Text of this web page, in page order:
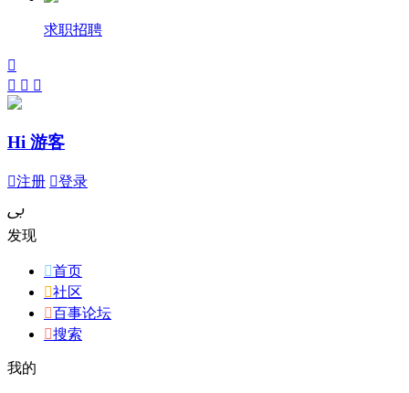
求职招聘

  
Hi 游客
注册 登录
ﰉ
发现
首页
社区
百事论坛
搜索
我的